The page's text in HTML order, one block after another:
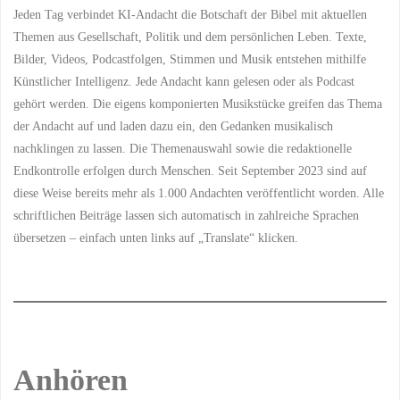
Jeden Tag verbindet KI-Andacht die Botschaft der Bibel mit aktuellen
Themen aus Gesellschaft, Politik und dem persönlichen Leben. Texte,
Bilder, Videos, Podcastfolgen, Stimmen und Musik entstehen mithilfe
Künstlicher Intelligenz. Jede Andacht kann gelesen oder als Podcast
gehört werden. Die eigens komponierten Musikstücke greifen das Thema
der Andacht auf und laden dazu ein, den Gedanken musikalisch
nachklingen zu lassen. Die Themenauswahl sowie die redaktionelle
Endkontrolle erfolgen durch Menschen. Seit September 2023 sind auf
diese Weise bereits mehr als 1.000 Andachten veröffentlicht worden. Alle
schriftlichen Beiträge lassen sich automatisch in zahlreiche Sprachen
übersetzen – einfach unten links auf „Translate“ klicken.
Anhören